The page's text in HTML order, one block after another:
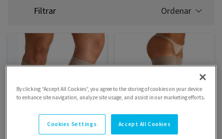
Filtrar Ordenar
SELECCIONE
By clicking “Accept All Cookies”, you agree to the storing of cookies on your device
to enhance site navigation, analyze site usage, and assist in our marketing efforts.
Cookies Settings Accept All Cookies